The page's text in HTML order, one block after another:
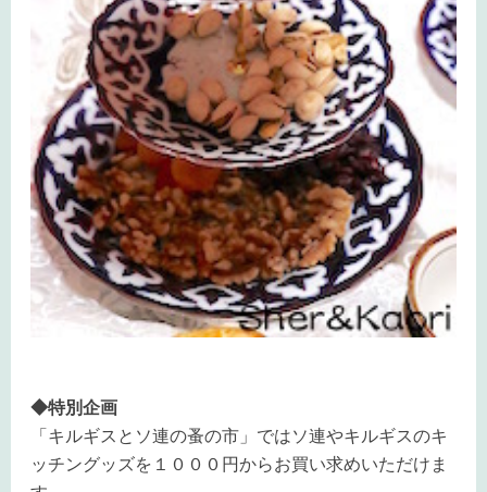
◆特別企画
「キルギスとソ連の蚤の市」ではソ連やキルギスのキ
ッチングッズを１０００円からお買い求めいただけま